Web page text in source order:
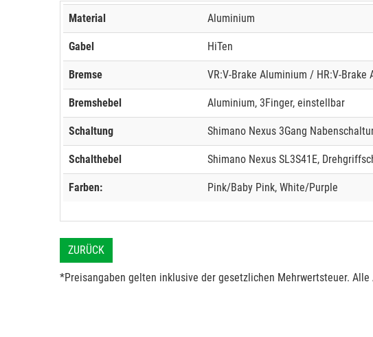
Material Aluminium
Gabel HiTen
Bremse VR:V-Brake Aluminium / HR:V-
Bremshebel Aluminium, 3Finger, einstellbar
Schaltung Shimano Nexus 3Gang
Schalthebel Shimano Nexus SL3S41E,
Farben: Pink/Baby Pink, White/Purple
ZURÜCK
*Preisangaben gelten inklusive der gesetzlichen Mehrwertsteuer.